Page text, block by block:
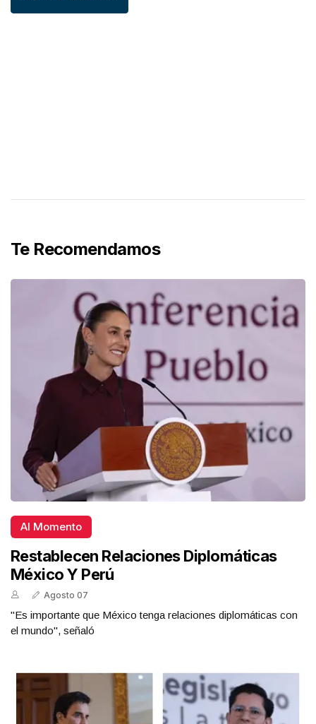
Te Recomendamos
Al Momento
Restablecen Relaciones Diplomáticas
México Y Perú
Agosto 07
"Es importante que México tenga relaciones diplomáticas con
el mundo", señaló